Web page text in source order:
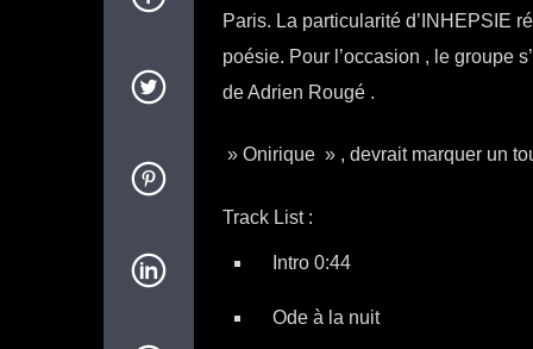
Paris. La particularité d’INHEPSIE
poésie. Pour l’occasion , le groupe
de Adrien Rougé .
» Onirique » , devrait marquer un
Track List :
Intro 0:44
Ode à la nuit